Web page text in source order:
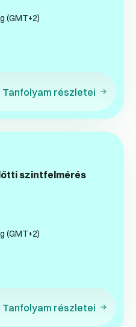
(GMT+2)
Tanfolyam részletei
szintfelmérés
(GMT+2)
Tanfolyam részletei